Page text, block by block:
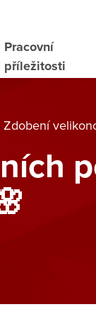
Pracovní
příležitosti
Zdobení